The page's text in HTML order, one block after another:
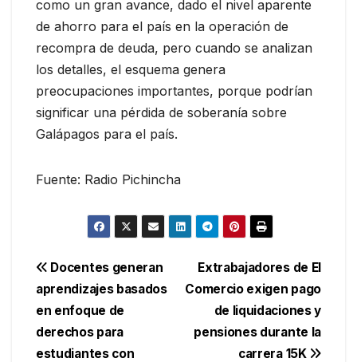
como un gran avance, dado el nivel aparente
de ahorro para el país en la operación de
recompra de deuda, pero cuando se analizan
los detalles, el esquema genera
preocupaciones importantes, porque podrían
significar una pérdida de soberanía sobre
Galápagos para el país.
Fuente: Radio Pichincha
Navegación
de
entradas
Extrabajadores de El
Comercio exigen pago
de liquidaciones y
pensiones durante la
carrera 15K
Docentes generan
aprendizajes basados
en enfoque de
derechos para
estudiantes con